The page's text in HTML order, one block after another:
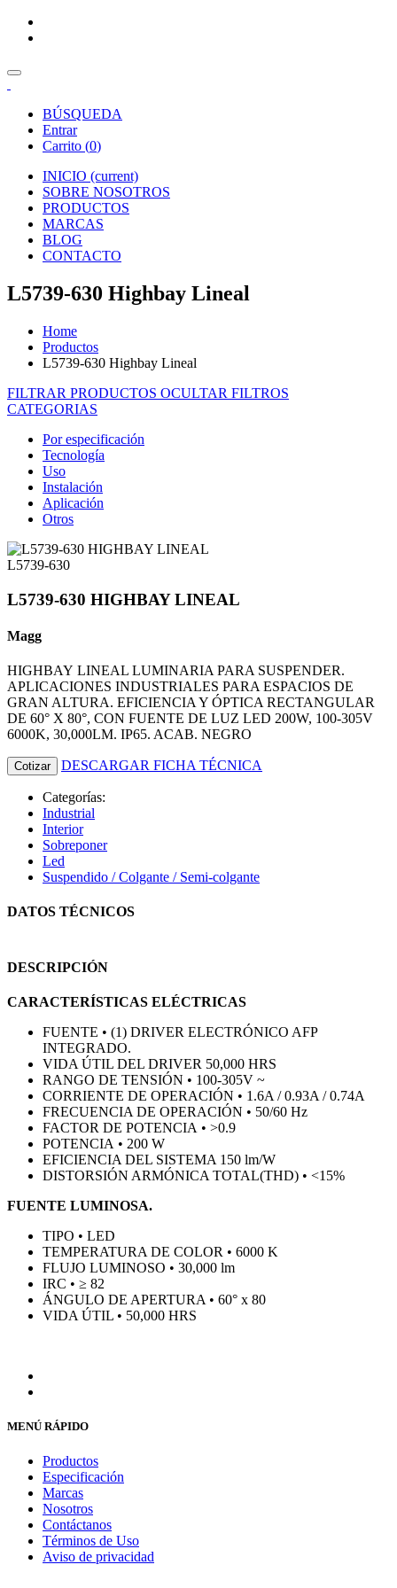
BÚSQUEDA
Entrar
Carrito (0)
INICIO (current)
SOBRE NOSOTROS
PRODUCTOS
MARCAS
BLOG
CONTACTO
L5739-630 Highbay Lineal
Home
Productos
L5739-630 Highbay Lineal
FILTRAR PRODUCTOS OCULTAR FILTROS
CATEGORIAS
Por especificación
Tecnología
Uso
Instalación
Aplicación
Otros
L5739-630
L5739-630 HIGHBAY LINEAL
Magg
HIGHBAY LINEAL LUMINARIA PARA SUSPENDER.
APLICACIONES INDUSTRIALES PARA ESPACIOS DE
GRAN ALTURA. EFICIENCIA Y ÓPTICA RECTANGULAR
DE 60° X 80°, CON FUENTE DE LUZ LED 200W, 100-305V
6000K, 30,000LM. IP65. ACAB. NEGRO
Cotizar DESCARGAR FICHA TÉCNICA
Categorías:
Industrial
Interior
Sobreponer
Led
Suspendido / Colgante / Semi-colgante
DATOS TÉCNICOS
DESCRIPCIÓN
CARACTERÍSTICAS ELÉCTRICAS
FUENTE • (1) DRIVER ELECTRÓNICO AFP
INTEGRADO.
VIDA ÚTIL DEL DRIVER 50,000 HRS
RANGO DE TENSIÓN • 100-305V ~
CORRIENTE DE OPERACIÓN • 1.6A / 0.93A / 0.74A
FRECUENCIA DE OPERACIÓN • 50/60 Hz
FACTOR DE POTENCIA • >0.9
POTENCIA • 200 W
EFICIENCIA DEL SISTEMA 150 lm/W
DISTORSIÓN ARMÓNICA TOTAL(THD) • <15%
FUENTE LUMINOSA.
TIPO • LED
TEMPERATURA DE COLOR • 6000 K
FLUJO LUMINOSO • 30,000 lm
IRC • ≥ 82
ÁNGULO DE APERTURA • 60° x 80
VIDA ÚTIL • 50,000 HRS
MENÚ RÁPIDO
Productos
Especificación
Marcas
Nosotros
Contáctanos
Términos de Uso
Aviso de privacidad